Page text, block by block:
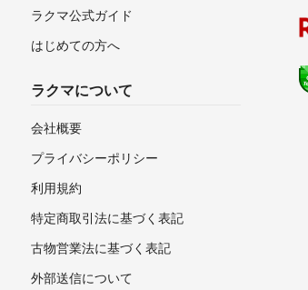
ラクマ公式ガイド
はじめての方へ
ラクマについて
会社概要
プライバシーポリシー
利用規約
特定商取引法に基づく表記
古物営業法に基づく表記
外部送信について